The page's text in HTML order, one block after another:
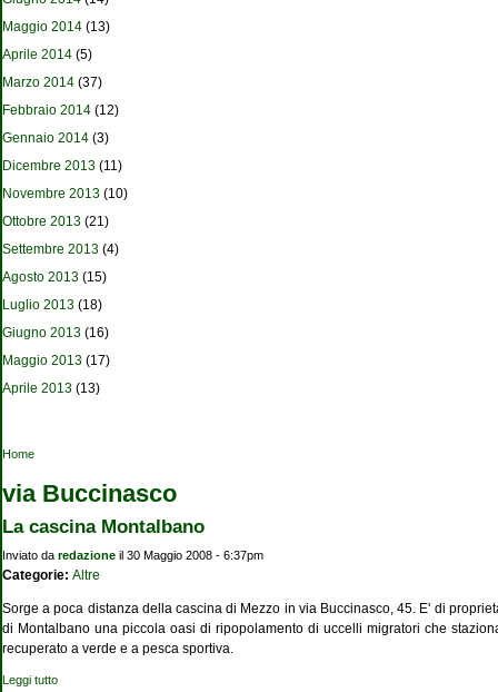
Maggio 2014 (13)
Aprile 2014 (5)
Marzo 2014 (37)
Febbraio 2014 (12)
Gennaio 2014 (3)
Dicembre 2013 (11)
Novembre 2013 (10)
Ottobre 2013 (21)
Settembre 2013 (4)
Agosto 2013 (15)
Luglio 2013 (18)
Giugno 2013 (16)
Maggio 2013 (17)
Aprile 2013 (13)
Tu sei qui
Home
via Buccinasco
La cascina Montalbano
Inviato da redazione il 30 Maggio 2008 - 6:37pm
Categorie: Altre
Sorge a poca distanza della cascina di Mezzo in via Buccinasco, 45. E' di
di Montalbano una piccola oasi di ripopolamento di uccelli migratori che
recuperato a verde e a pesca sportiva.
Leggi tutto